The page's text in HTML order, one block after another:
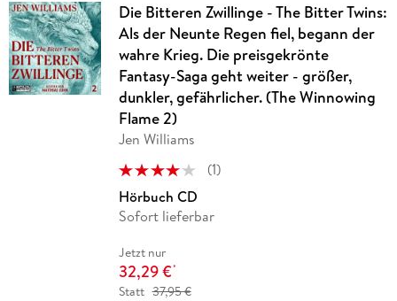
Die Bitteren Zwillinge - The Bitter Twins:
Als der Neunte Regen fiel, begann der
wahre Krieg. Die preisgekrönte
Fantasy-Saga geht weiter - größer,
dunkler, gefährlicher. (The Winnowing
Flame 2)
Jen Williams
(1)
Hörbuch CD
Sofort lieferbar
Jetzt nur
32,29 €*
Statt 37,95 €